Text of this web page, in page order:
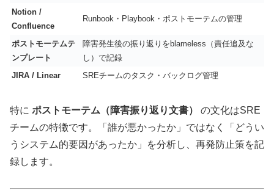
Notion /
Confluence
Runbook・Playbook・ポストモーテムの管理
ポストモーテムテ
ンプレート
障害発生後の振り返りをblameless（責任追及な
し）で記録
JIRA / Linear
SREチームのタスク・バックログ管理
特に ポストモーテム（障害振り返り文書）
の文化はSRE
チームの特徴です。「誰が悪かったか」ではなく「どうい
うシステム的要因があったか」を分析し、再発防止策を記
録します。